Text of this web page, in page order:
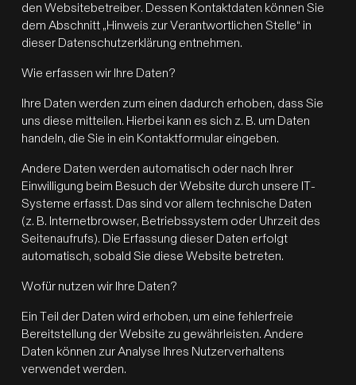
den Websitebetreiber. Dessen Kontaktdaten können Sie
dem Abschnitt „Hinweis zur Verantwortlichen Stelle“ in
dieser Datenschutzerklärung entnehmen.
Wie erfassen wir Ihre Daten?
Ihre Daten werden zum einen dadurch erhoben, dass Sie
uns diese mitteilen. Hierbei kann es sich z. B. um Daten
handeln, die Sie in ein Kontaktformular eingeben.
Andere Daten werden automatisch oder nach Ihrer
Einwilligung beim Besuch der Website durch unsere IT-
Systeme erfasst. Das sind vor allem technische Daten
(z. B. Internetbrowser, Betriebssystem oder Uhrzeit des
Seitenaufrufs). Die Erfassung dieser Daten erfolgt
automatisch, sobald Sie diese Website betreten.
Wofür nutzen wir Ihre Daten?
Ein Teil der Daten wird erhoben, um eine fehlerfreie
Bereitstellung der Website zu gewährleisten. Andere
Daten können zur Analyse Ihres Nutzerverhaltens
verwendet werden.